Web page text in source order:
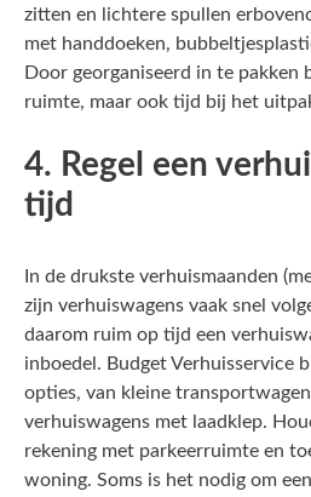
zitten en lichtere spullen
met handdoeken,
Door georganiseerd in te pakken
ruimte, maar ook tijd bij het
4. Regel een
tijd
In de drukste verhuismaanden
zijn verhuiswagens vaak snel
daarom ruim op tijd een
inboedel. Budget Verhuisservice
opties, van kleine
verhuiswagens met laadklep.
rekening met parkeerruimte en
woning. Soms is het nodig om